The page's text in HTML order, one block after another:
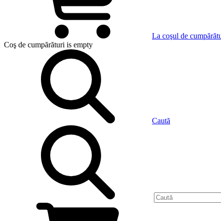
La coşul de
Coş de cumpărături is empty
Caută